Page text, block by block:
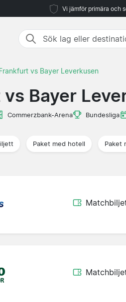
Vi jämför primära och
vs Bayer Leverkusen
Bayer
Commerzbank-Arena Bundesliga
Paket med hotell Paket